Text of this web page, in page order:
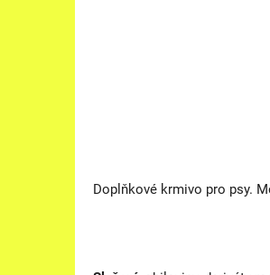
Doplňkové krmivo pro psy.